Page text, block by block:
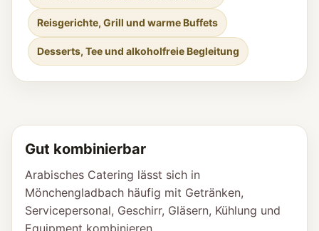
Reisgerichte, Grill und warme Buffets
Desserts, Tee und alkoholfreie Begleitung
Gut kombinierbar
Arabisches Catering lässt sich in
Mönchengladbach häufig mit Getränken,
Servicepersonal, Geschirr, Gläsern, Kühlung und
Equipment kombinieren.